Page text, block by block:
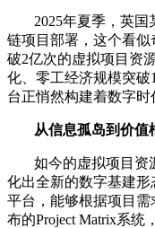
2025年夏季，英
链项目部署，这个看
破2亿次的虚拟项目资
化、零工经济规模突
台正悄然构建着数字时
从信息孤岛到价值
如今的虚拟项目资
化出全新的数字基建形
平台，能够根据项目
布的Project Matrix系统